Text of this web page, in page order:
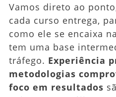
Vamos direto ao
cada curso entrega,
como ele se encaixa
tem uma base
tráfego. Experiência
metodologias
foco em resultados